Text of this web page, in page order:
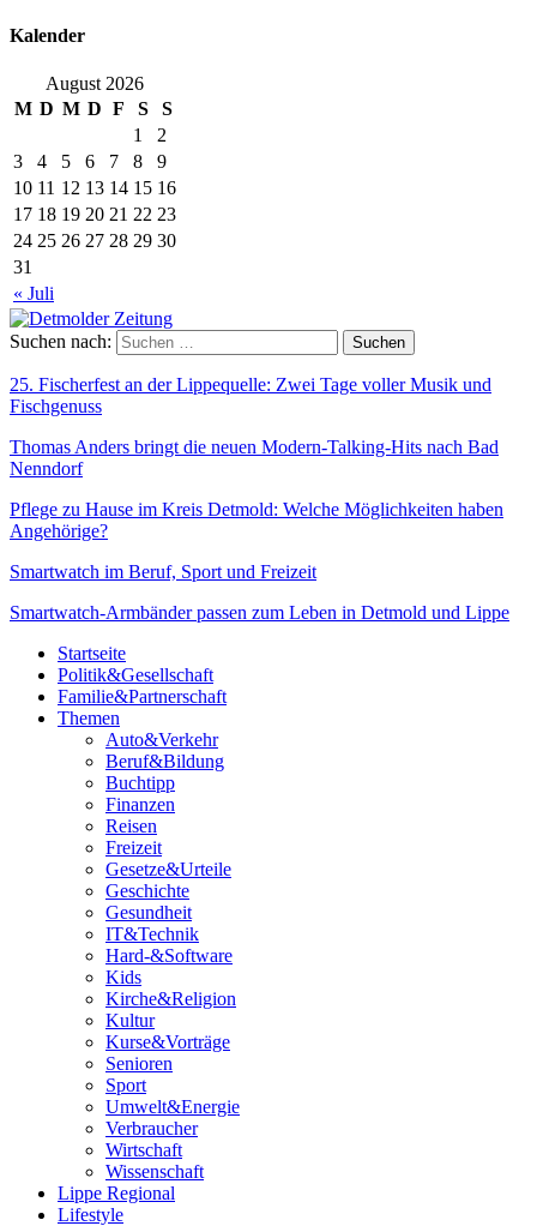
Kalender
August 2026
M D M D F S S
« Juli
1
2
3
4 5 6 7 8
9
10 11 12 13 14 15 16
17 18 19 20 21 22 23
24 25 26 27 28 29 30
31
Suchen nach:
25. Fischerfest an der Lippequelle: Zwei Tage voller Musik und
Fischgenuss
Thomas Anders bringt die neuen Modern-Talking-Hits nach Bad
Nenndorf
Pflege zu Hause im Kreis Detmold: Welche Möglichkeiten haben
Angehörige?
Smartwatch im Beruf, Sport und Freizeit
Smartwatch-Armbänder passen zum Leben in Detmold und Lippe
Startseite
Politik&Gesellschaft
Familie&Partnerschaft
Themen
Auto&Verkehr
Beruf&Bildung
Buchtipp
Finanzen
Reisen
Freizeit
Gesetze&Urteile
Geschichte
Gesundheit
IT&Technik
Hard-&Software
Kids
Kirche&Religion
Kultur
Kurse&Vorträge
Senioren
Sport
Umwelt&Energie
Verbraucher
Wirtschaft
Wissenschaft
Lippe Regional
Lifestyle